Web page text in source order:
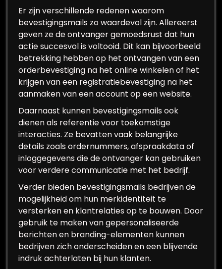
Er zijn verschillende redenen waarom
bevestigingsmails zo waardevol zijn. Allereerst
geven ze de ontvanger gemoedsrust dat hun
actie succesvol is voltooid. Dit kan bijvoorbeeld
betrekking hebben op het ontvangen van een
orderbevestiging na het online winkelen of het
krijgen van een registratiebevestiging na het
aanmaken van een account op een website.
Daarnaast kunnen bevestigingsmails ook
dienen als referentie voor toekomstige
interacties. Ze bevatten vaak belangrijke
details zoals ordernummers, afspraakdata of
inloggegevens die de ontvanger kan gebruiken
voor verdere communicatie met het bedrijf.
Verder bieden bevestigingsmails bedrijven de
mogelijkheid om hun merkidentiteit te
versterken en klantrelaties op te bouwen. Door
gebruik te maken van gepersonaliseerde
berichten en branding-elementen kunnen
bedrijven zich onderscheiden en een blijvende
indruk achterlaten bij hun klanten.